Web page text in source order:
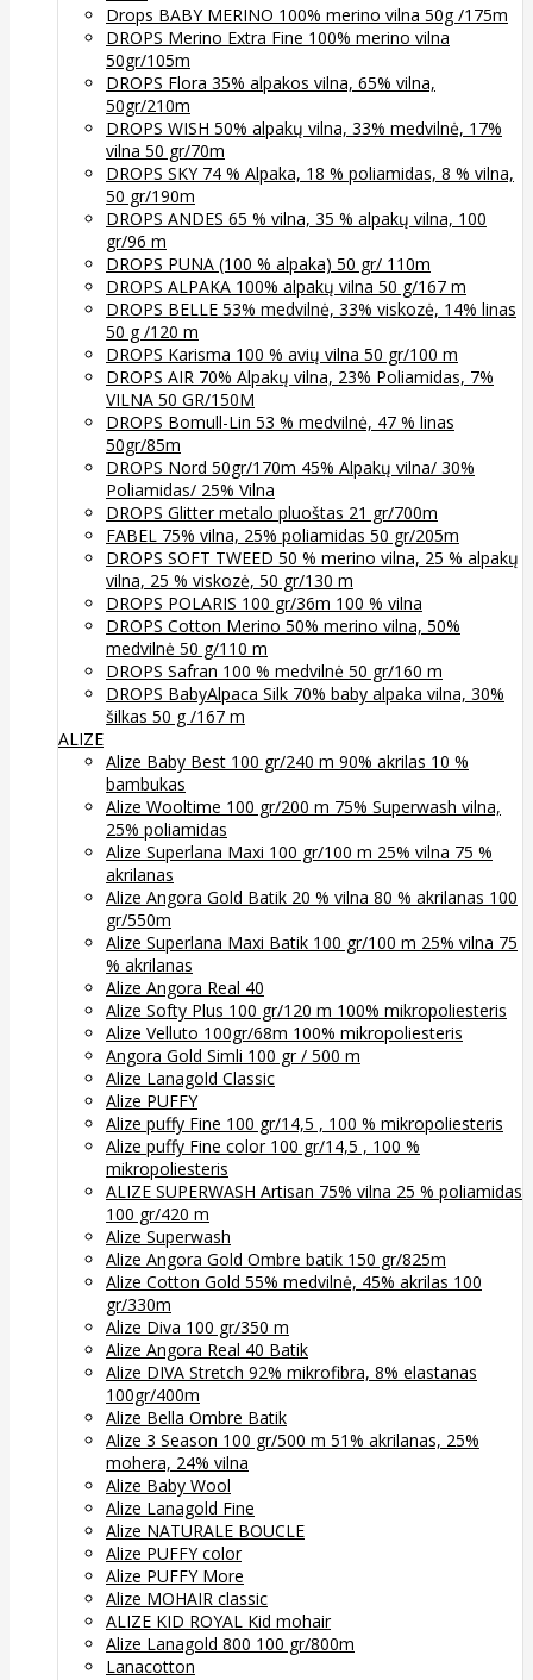
Drops BABY MERINO 100% merino vilna 50g /175m
DROPS Merino Extra Fine 100% merino vilna
50gr/105m
DROPS Flora 35% alpakos vilna, 65% vilna,
50gr/210m
DROPS WISH 50% alpakų vilna, 33% medvilnė, 17%
vilna 50 gr/70m
DROPS SKY 74 % Alpaka, 18 % poliamidas, 8 % vilna,
50 gr/190m
DROPS ANDES 65 % vilna, 35 % alpakų vilna, 100
gr/96 m
DROPS PUNA (100 % alpaka) 50 gr/ 110m
DROPS ALPAKA 100% alpakų vilna 50 g/167 m
DROPS BELLE 53% medvilnė, 33% viskozė, 14% linas
50 g /120 m
DROPS Karisma 100 % avių vilna 50 gr/100 m
DROPS AIR 70% Alpakų vilna, 23% Poliamidas, 7%
VILNA 50 GR/150M
DROPS Bomull-Lin 53 % medvilnė, 47 % linas
50gr/85m
DROPS Nord 50gr/170m 45% Alpakų vilna/ 30%
Poliamidas/ 25% Vilna
DROPS Glitter metalo pluoštas 21 gr/700m
FABEL 75% vilna, 25% poliamidas 50 gr/205m
DROPS SOFT TWEED 50 % merino vilna, 25 % alpakų
vilna, 25 % viskozė, 50 gr/130 m
DROPS POLARIS 100 gr/36m 100 % vilna
DROPS Cotton Merino 50% merino vilna, 50%
medvilnė 50 g/110 m
DROPS Safran 100 % medvilnė 50 gr/160 m
DROPS BabyAlpaca Silk 70% baby alpaka vilna, 30%
šilkas 50 g /167 m
ALIZE
Alize Baby Best 100 gr/240 m 90% akrilas 10 %
bambukas
Alize Wooltime 100 gr/200 m 75% Superwash vilna,
25% poliamidas
Alize Superlana Maxi 100 gr/100 m 25% vilna 75 %
akrilanas
Alize Angora Gold Batik 20 % vilna 80 % akrilanas 100
gr/550m
Alize Superlana Maxi Batik 100 gr/100 m 25% vilna 75
% akrilanas
Alize Angora Real 40
Alize Softy Plus 100 gr/120 m 100% mikropoliesteris
Alize Velluto 100gr/68m 100% mikropoliesteris
Angora Gold Simli 100 gr / 500 m
Alize Lanagold Classic
Alize PUFFY
Alize puffy Fine 100 gr/14,5 , 100 % mikropoliesteris
Alize puffy Fine color 100 gr/14,5 , 100 %
mikropoliesteris
ALIZE SUPERWASH Artisan 75% vilna 25 % poliamidas
100 gr/420 m
Alize Superwash
Alize Angora Gold Ombre batik 150 gr/825m
Alize Cotton Gold 55% medvilnė, 45% akrilas 100
gr/330m
Alize Diva 100 gr/350 m
Alize Angora Real 40 Batik
Alize DIVA Stretch 92% mikrofibra, 8% elastanas
100gr/400m
Alize Bella Ombre Batik
Alize 3 Season 100 gr/500 m 51% akrilanas, 25%
mohera, 24% vilna
Alize Baby Wool
Alize Lanagold Fine
Alize NATURALE BOUCLE
Alize PUFFY color
Alize PUFFY More
Alize MOHAIR classic
ALIZE KID ROYAL Kid mohair
Alize Lanagold 800 100 gr/800m
Lanacotton